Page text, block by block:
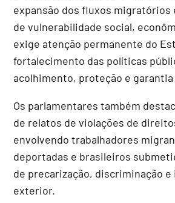
expansão dos fluxos migratórios
de vulnerabilidade social,
exige atenção permanente do
fortalecimento das políticas
acolhimento, proteção e
Os parlamentares também
de relatos de violações de
envolvendo trabalhadores
deportadas e brasileiros
de precarização, discriminação e
exterior.